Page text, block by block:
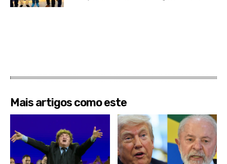
Mais artigos como este